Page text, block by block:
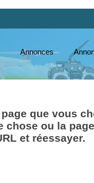
Annonces
que vous
chose ou la
et réessayer.